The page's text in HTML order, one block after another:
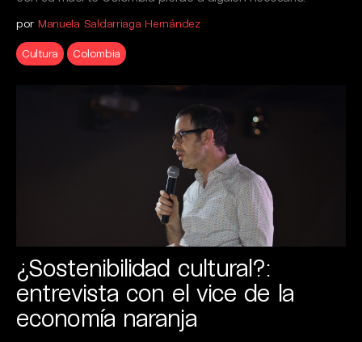
por Manuela Saldarriaga Hernández
Cultura Colombia
¿Sostenibilidad cultural?:
entrevista con el vice de la
economía naranja